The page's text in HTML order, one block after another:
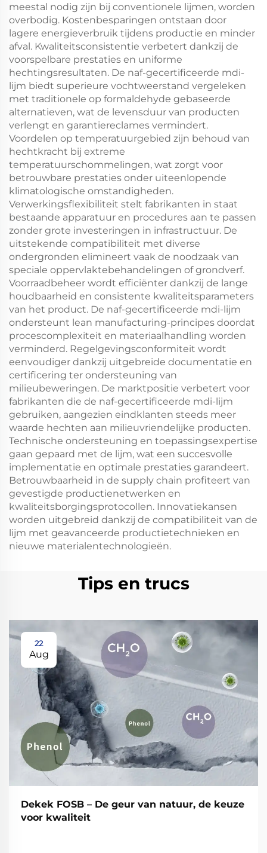
meestal nodig zijn bij conventionele lijmen, worden
overbodig. Kostenbesparingen ontstaan door
lagere energieverbruik tijdens productie en minder
afval. Kwaliteitsconsistentie verbetert dankzij de
voorspelbare prestaties en uniforme
hechtingsresultaten. De naf-gecertificeerde mdi-
lijm biedt superieure vochtweerstand vergeleken
met traditionele op formaldehyde gebaseerde
alternatieven, wat de levensduur van producten
verlengt en garantiereclames vermindert.
Voordelen op temperatuurgebied zijn behoud van
hechtkracht bij extreme
temperatuurschommelingen, wat zorgt voor
betrouwbare prestaties onder uiteenlopende
klimatologische omstandigheden.
Verwerkingsflexibiliteit stelt fabrikanten in staat
bestaande apparatuur en procedures aan te passen
zonder grote investeringen in infrastructuur. De
uitstekende compatibiliteit met diverse
ondergronden elimineert vaak de noodzaak van
speciale oppervlaktebehandelingen of grondverf.
Voorraadbeheer wordt efficiënter dankzij de lange
houdbaarheid en consistente kwaliteitsparameters
van het product. De naf-gecertificeerde mdi-lijm
ondersteunt lean manufacturing-principes doordat
procescomplexiteit en materiaalhandling worden
verminderd. Regelgevingsconformiteit wordt
eenvoudiger dankzij uitgebreide documentatie en
certificering ter ondersteuning van
milieubeweringen. De marktpositie verbetert voor
fabrikanten die de naf-gecertificeerde mdi-lijm
gebruiken, aangezien eindklanten steeds meer
waarde hechten aan milieuvriendelijke producten.
Technische ondersteuning en toepassingsexpertise
gaan gepaard met de lijm, wat een succesvolle
implementatie en optimale prestaties garandeert.
Betrouwbaarheid in de supply chain profiteert van
gevestigde productienetwerken en
kwaliteitsborgingsprotocollen. Innovatiekansen
worden uitgebreid dankzij de compatibiliteit van de
lijm met geavanceerde productietechnieken en
nieuwe materialentechnologieën.
Tips en trucs
22
Aug
Dekek FOSB – De geur van natuur, de keuze
voor kwaliteit